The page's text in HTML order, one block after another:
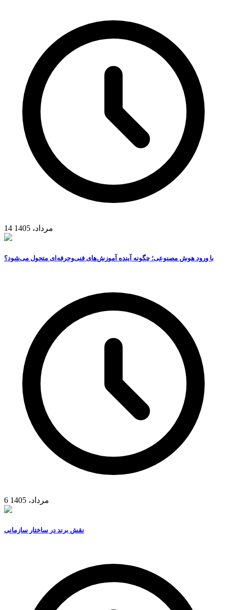
14 مرداد، 1405
با ورود هوش مصنوعی؛ چگونه آینده آموزش‌های فنی‌وحرفه‌ای متحول می‌شود؟
6 مرداد، 1405
نقش برند در ساختار سازمانی